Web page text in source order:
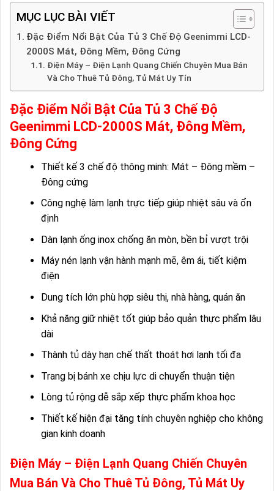
MỤC LỤC BÀI VIẾT
Đặc Điểm Nổi Bật Của Tủ 3 Chế Độ Geenimmi LCD-
2000S Mát, Đông Mềm, Đông Cứng
Điện Máy – Điện Lạnh Quang Chiến Chuyên Mua Bán
Và Cho Thuê Tủ Đông, Tủ Mát Uy Tín
Đặc Điểm Nổi Bật Của Tủ 3 Chế Độ
Geenimmi LCD-2000S Mát, Đông Mềm,
Đông Cứng
Thiết kế 3 chế độ thông minh: Mát – Đông mềm –
Đông cứng
Công nghệ làm lạnh trực tiếp giúp nhiệt sâu và ổn
định
Dàn lạnh ống inox chống ăn mòn, bền bỉ vượt trội
Máy nén lạnh vận hành mạnh mẽ, êm ái, tiết kiệm
điện
Dung tích lớn phù hợp siêu thị, nhà hàng, quán ăn
Khả năng giữ nhiệt tốt giúp bảo quản thực phẩm lâu
dài
Thành tủ dày hạn chế thất thoát hơi lạnh tối đa
Trang bị bánh xe chịu lực di chuyển thuận tiện
Lòng tủ rộng dễ sắp xếp thực phẩm khoa học
Thiết kế hiện đại tăng tính chuyên nghiệp cho không
gian kinh doanh
Điện Máy – Điện Lạnh Quang Chiến Chuyên
Mua Bán Và Cho Thuê Tủ Đông, Tủ Mát Uy